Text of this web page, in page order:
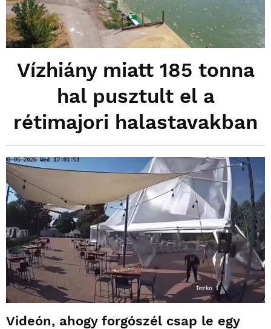
Vízhiány miatt 185 tonna
hal pusztult el a
rétimajori halastavakban
Videón, ahogy forgószél csap le egy